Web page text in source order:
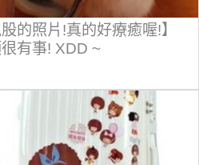
的照片!真的好療癒喔!】
有事! XDD ~